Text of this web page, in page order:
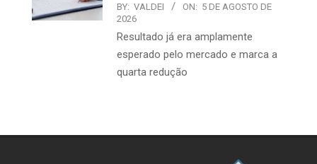
BY: VALDEI ON: 5 DE AGOSTO DE
2026
Resultado já era amplamente
esperado pelo mercado e marca a
quarta redução